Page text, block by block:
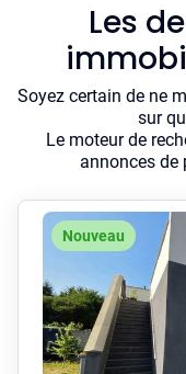
Les
Soyez certain de ne
sur
Le moteur de
annonces de
Nouveau